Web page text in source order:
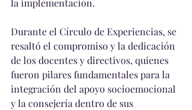
la implementación.
Durante el Círculo de Experiencias, se
resaltó el compromiso y la dedicación
de los docentes y directivos, quienes
fueron pilares fundamentales para la
integración del apoyo socioemocional
y la consejería dentro de sus